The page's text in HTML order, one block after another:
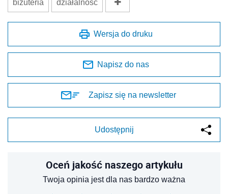
biżuteria działalność
Wersja do druku
Napisz do nas
Zapisz się na newsletter
Udostępnij
Oceń jakość naszego artykułu
Twoja opinia jest dla nas bardzo ważna